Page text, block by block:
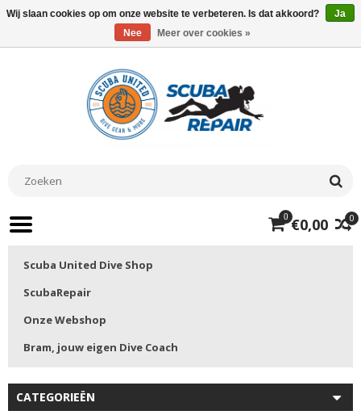
0
0 €0,00
Scuba United Dive Shop
ScubaRepair
Onze Webshop
Bram, jouw eigen Dive Coach
CATEGORIEËN
Wij slaan cookies op om onze website te verbeteren. Is dat akkoord?
Ja
Nee
Meer over cookies »